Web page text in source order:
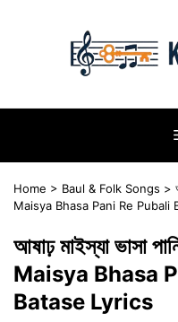
Home > Baul & Folk Songs >
Maisya Bhasa Pani Re Pubali
আষাঢ় মাইস্যা ভাসা
Maisya Bhasa
Batase Lyrics